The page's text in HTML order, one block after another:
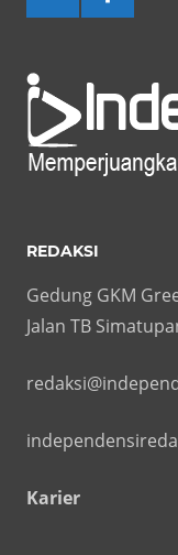
REDAKSI
Gedung GKM
Jalan TB
Karier